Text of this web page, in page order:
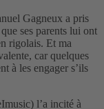
Gagneux a pris
ses parents lui ont
rigolais. Et ma
car quelques
à les engager s’ils
l’a incité à